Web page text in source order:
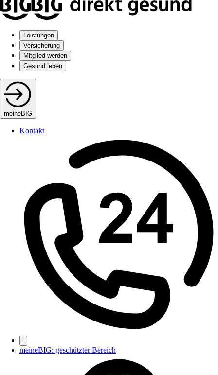
Leistungen
Versicherung
Mitglied werden
Gesund leben
meineBIG
Kontakt
meineBIG: geschützter Bereich